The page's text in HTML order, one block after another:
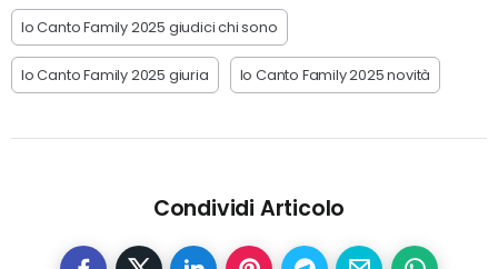
Io Canto Family 2025 giudici chi sono
Io Canto Family 2025 giuria Io Canto Family 2025 novità
Condividi Articolo